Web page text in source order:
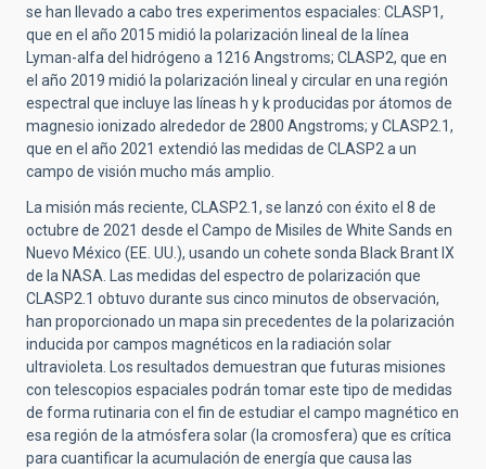
se han llevado a cabo tres experimentos espaciales: CLASP1,
que en el año 2015 midió la polarización lineal de la línea
Lyman-alfa del hidrógeno a 1216 Angstroms; CLASP2, que en
el año 2019 midió la polarización lineal y circular en una región
espectral que incluye las líneas h y k producidas por átomos de
magnesio ionizado alrededor de 2800 Angstroms; y CLASP2.1,
que en el año 2021 extendió las medidas de CLASP2 a un
campo de visión mucho más amplio.
La misión más reciente, CLASP2.1, se lanzó con éxito el 8 de
octubre de 2021 desde el Campo de Misiles de White Sands en
Nuevo México (EE. UU.), usando un cohete sonda Black Brant IX
de la NASA. Las medidas del espectro de polarización que
CLASP2.1 obtuvo durante sus cinco minutos de observación,
han proporcionado un mapa sin precedentes de la polarización
inducida por campos magnéticos en la radiación solar
ultravioleta. Los resultados demuestran que futuras misiones
con telescopios espaciales podrán tomar este tipo de medidas
de forma rutinaria con el fin de estudiar el campo magnético en
esa región de la atmósfera solar (la cromosfera) que es crítica
para cuantificar la acumulación de energía que causa las